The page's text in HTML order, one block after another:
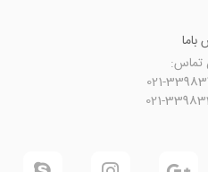
تماس:
021-
021-